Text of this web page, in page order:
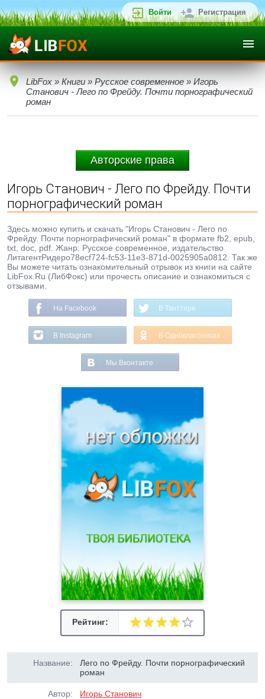
Войти Регистрация
LibFox » Книги » Русское современное » Игорь
Станович - Лего по Фрейду. Почти порнографический
роман
Авторские права
Игорь Станович - Лего по Фрейду. Почти
порнографический роман
Здесь можно купить и скачать "Игорь Станович - Лего по
Фрейду. Почти порнографический роман" в формате fb2, epub,
txt, doc, pdf. Жанр: Русское современное, издательство
ЛитагентРидеро78ecf724-fc53-11e3-871d-0025905a0812. Так же
Вы можете читать ознакомительный отрывок из книги на сайте
LibFox.Ru (ЛибФокс) или прочесть описание и ознакомиться с
отзывами.
На Facebook В Твиттере
В Instagram В Одноклассниках
Мы Вконтакте
Рейтинг:
Название:
Лего по Фрейду. Почти порнографический
роман
Автор: Игорь Станович